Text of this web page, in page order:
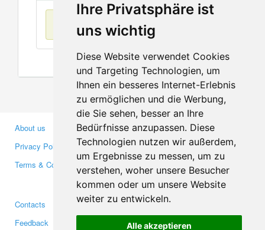
Ihre Privatsphäre ist
uns wichtig
Diese Website verwendet Cookies
und Targeting Technologien, um
Ihnen ein besseres Internet-Erlebnis
zu ermöglichen und die Werbung,
die Sie sehen, besser an Ihre
Bedürfnisse anzupassen. Diese
Technologien nutzen wir außerdem,
um Ergebnisse zu messen, um zu
verstehen, woher unsere Besucher
kommen oder um unsere Website
weiter zu entwickeln.
Alle akzeptieren
No items found
About us
Privacy Policy
Terms & Conditions
Business Partners
Investors
Media
Contacts
Feedback
Facebook
Twitter